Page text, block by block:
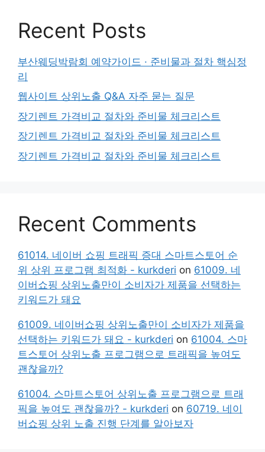
Recent Posts
부산웨딩박람회 예약가이드 · 준비물과 절차 핵심정
리
웹사이트 상위노출 Q&A 자주 묻는 질문
장기렌트 가격비교 절차와 준비물 체크리스트
장기렌트 가격비교 절차와 준비물 체크리스트
장기렌트 가격비교 절차와 준비물 체크리스트
Recent Comments
61014. 네이버 쇼핑 트래픽 증대 스마트스토어 순
위 상위 프로그램 최적화 - kurkderi on 61009. 네
이버쇼핑 상위노출만이 소비자가 제품을 선택하는
키워드가 돼요
61009. 네이버쇼핑 상위노출만이 소비자가 제품을
선택하는 키워드가 돼요 - kurkderi on 61004. 스마
트스토어 상위노출 프로그램으로 트래픽을 높여도
괜찮을까?
61004. 스마트스토어 상위노출 프로그램으로 트래
픽을 높여도 괜찮을까? - kurkderi on 60719. 네이
버쇼핑 상위 노출 진행 단계를 알아보자